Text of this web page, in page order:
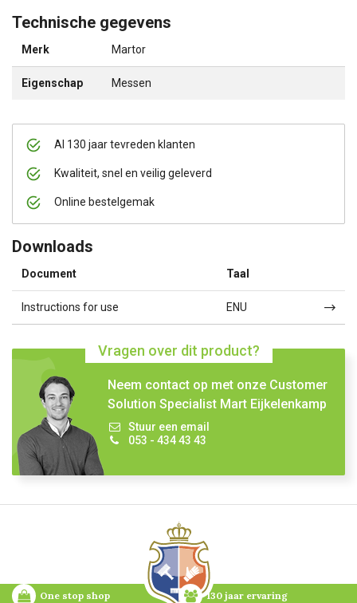
Al 130 jaar tevreden klanten
Kwaliteit, snel en veilig geleverd
Online bestelgemak
Downloads
Document Taal
Instructions for use ENU
Vragen over dit product?
Neem contact op met onze Customer
Solution Specialist Mart Eijkelenkamp
Stuur een email
053 - 434 43 43
Technische gegevens
Merk Martor
Eigenschap Messen
One stop shop 130 jaar ervaring